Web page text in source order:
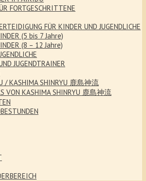
FORTGESCHRITTENE
FÜR KINDER UND JUGENDLICHE
(5 bis 7 Jahre)
(8 – 12 Jahre)
JUGENDTRAINER
/ KASHIMA SHINRYU 鹿島神流
VON KASHIMA SHINRYU 鹿島神流